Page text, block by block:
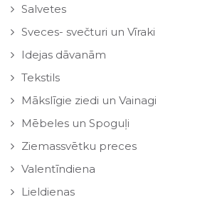
Salvetes
Sveces- svečturi un Vīraki
Idejas dāvanām
Tekstils
Mākslīgie ziedi un Vainagi
Mēbeles un Spoguļi
Ziemassvētku preces
Valentīndiena
Lieldienas